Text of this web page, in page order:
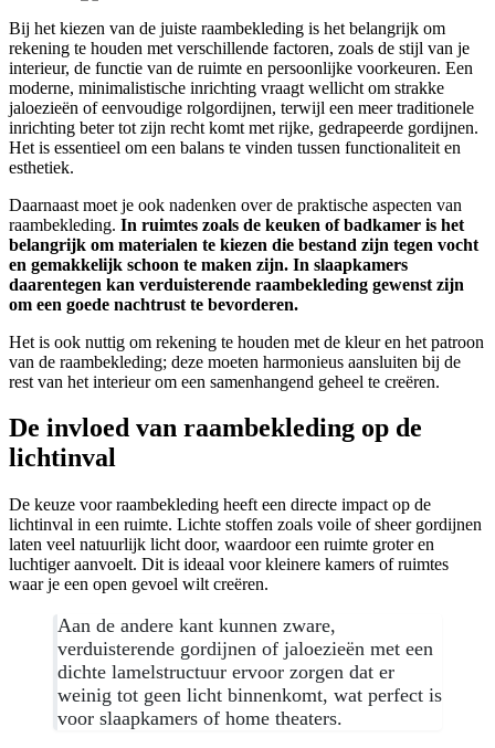
Bij het kiezen van de juiste raambekleding is het belangrijk om
rekening te houden met verschillende factoren, zoals de stijl van je
interieur, de functie van de ruimte en persoonlijke voorkeuren. Een
moderne, minimalistische inrichting vraagt wellicht om strakke
jaloezieën of eenvoudige rolgordijnen, terwijl een meer traditionele
inrichting beter tot zijn recht komt met rijke, gedrapeerde gordijnen.
Het is essentieel om een balans te vinden tussen functionaliteit en
esthetiek.
Daarnaast moet je ook nadenken over de praktische aspecten van
raambekleding. In ruimtes zoals de keuken of badkamer is het
belangrijk om materialen te kiezen die bestand zijn tegen vocht
en gemakkelijk schoon te maken zijn. In slaapkamers
daarentegen kan verduisterende raambekleding gewenst zijn
om een goede nachtrust te bevorderen.
Het is ook nuttig om rekening te houden met de kleur en het patroon
van de raambekleding; deze moeten harmonieus aansluiten bij de
rest van het interieur om een samenhangend geheel te creëren.
De invloed van raambekleding op de
lichtinval
De keuze voor raambekleding heeft een directe impact op de
lichtinval in een ruimte. Lichte stoffen zoals voile of sheer gordijnen
laten veel natuurlijk licht door, waardoor een ruimte groter en
luchtiger aanvoelt. Dit is ideaal voor kleinere kamers of ruimtes
waar je een open gevoel wilt creëren.
Aan de andere kant kunnen zware,
verduisterende gordijnen of jaloezieën met een
dichte lamelstructuur ervoor zorgen dat er
weinig tot geen licht binnenkomt, wat perfect is
voor slaapkamers of home theaters.